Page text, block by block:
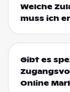
Welche
muss ich
Gibt es
Online